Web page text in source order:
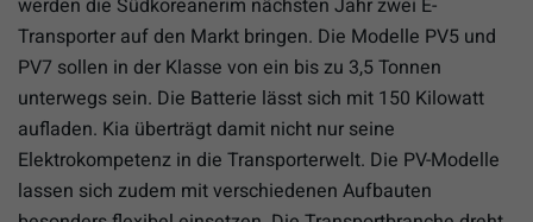
Transporter auf den Markt bringen. Die Modelle PV5 und
PV7 sollen in der Klasse von ein bis zu 3,5 Tonnen
unterwegs sein. Die Batterie lässt sich mit 150 Kilowatt
aufladen. Kia überträgt damit nicht nur seine
Elektrokompetenz in die Transporterwelt. Die PV-Modelle
lassen sich zudem mit verschiedenen Aufbauten